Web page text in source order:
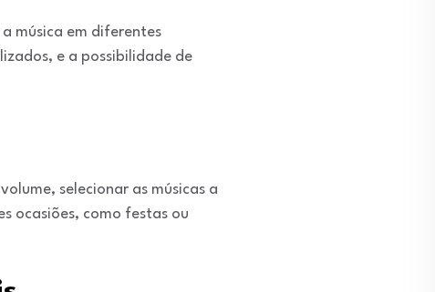
música em diferentes
e a possibilidade de
selecionar as músicas a
ocasiões, como festas ou